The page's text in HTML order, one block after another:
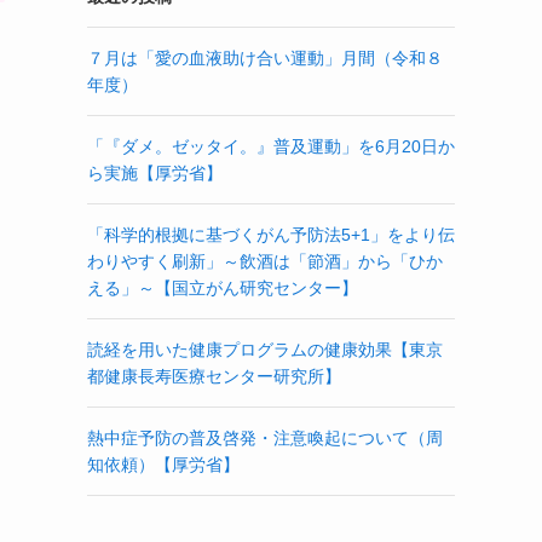
７月は「愛の血液助け合い運動」月間（令和８
年度）
「『ダメ。ゼッタイ。』普及運動」を6月20日か
ら実施【厚労省】
「科学的根拠に基づくがん予防法5+1」をより伝
わりやすく刷新」～飲酒は「節酒」から「ひか
える」～【国立がん研究センター】
読経を用いた健康プログラムの健康効果【東京
都健康長寿医療センター研究所】
熱中症予防の普及啓発・注意喚起について（周
知依頼）【厚労省】